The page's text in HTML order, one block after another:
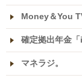
Money＆You
確定拠出年金「
マネラジ。